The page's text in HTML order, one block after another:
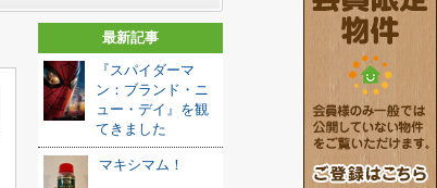
最新記事
『スパイダーマ
ン：ブランド・ニ
ュー・デイ』を観
てきました️
マキシマム！